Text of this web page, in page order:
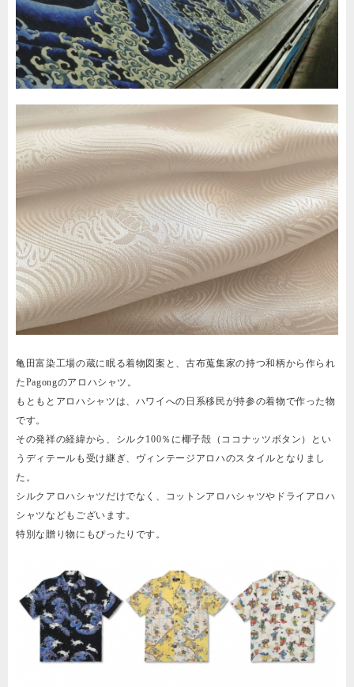
亀田富染工場の蔵に眠る着物図案と、古布蒐集家の持つ和柄から作られ
たPagongのアロハシャツ。
もともとアロハシャツは、ハワイへの日系移民が持参の着物で作った物
です。
その発祥の経緯から、シルク100％に椰子殻（ココナッツボタン）とい
うディテールも受け継ぎ、ヴィンテージアロハのスタイルとなりまし
た。
シルクアロハシャツだけでなく、コットンアロハシャツやドライアロハ
シャツなどもございます。
特別な贈り物にもぴったりです。